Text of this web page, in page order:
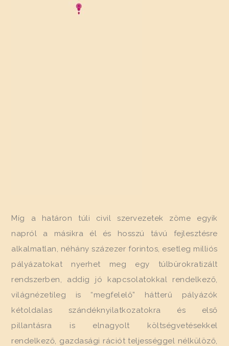
Míg a határon túli civil szervezetek zöme egyik
napról a másikra él és hosszú távú fejlesztésre
alkalmatlan, néhány százezer forintos, esetleg milliós
pályázatokat nyerhet meg egy túlbürokratizált
rendszerben, addig jó kapcsolatokkal rendelkező,
világnézetileg is “megfelelő” hátterű pályázók
kétoldalas szándéknyilatkozatokra és első
pillantásra is elnagyolt költségvetésekkel
rendelkező, gazdasági rációt teljességgel nélkülöző,